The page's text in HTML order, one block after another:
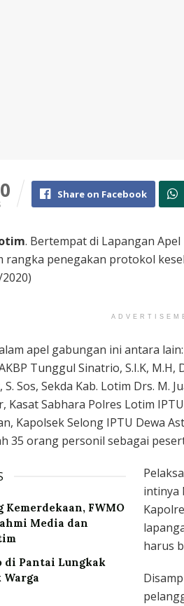
Share on Facebook
. Bertempat di Lapangan
rangka penegakan protokol
apel gabungan ini antara lain:
Tunggul Sinatrio, S.I.K,
Sos, Sekda Kab. Lotim Drs. M.
Kasat Sabhara Polres Lotim
Kapolsek Selong IPTU Dewa
35 orang personil sebagai
Kemerdekaan, FWMO
Media dan
di Pantai Lungkak
intinya
harus